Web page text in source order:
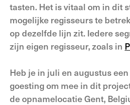
tasten. Het is vitaal om in dit
mogelijke regisseurs te
op dezelfde lijn zit. Iedere
zijn eigen regisseur, zoals in
Heb je in juli en augustus
goesting om mee in dit
de opnamelocatie Gent,